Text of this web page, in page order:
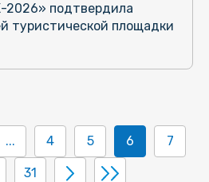
подтвердила
туристической площадки
... 4 5 6 7
31